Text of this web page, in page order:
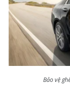
Bảo vệ